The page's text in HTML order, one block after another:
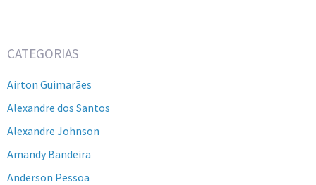
CATEGORIAS
Airton Guimarães
Alexandre dos Santos
Alexandre Johnson
Amandy Bandeira
Anderson Pessoa